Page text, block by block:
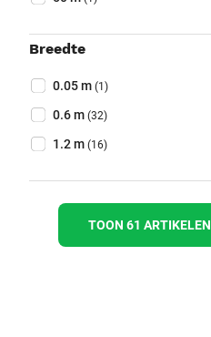
Breedte
Breedte (Optioneel)
0.05 m (1)
0.6 m (32)
1.2 m (16)
TOON 61 ARTIKELEN